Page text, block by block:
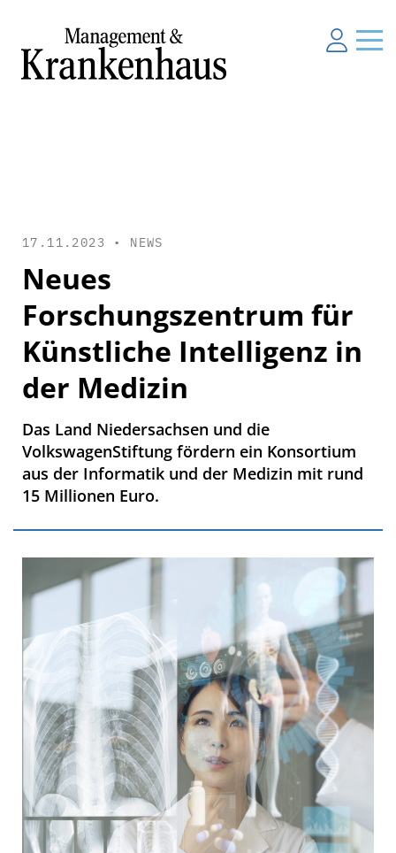
17.11.2023 • NEWS
Neues
Forschungszentrum für
Künstliche Intelligenz in
der Medizin
Das Land Niedersachsen und die
VolkswagenStiftung fördern ein Konsortium
aus der Informatik und der Medizin mit rund
15 Millionen Euro.